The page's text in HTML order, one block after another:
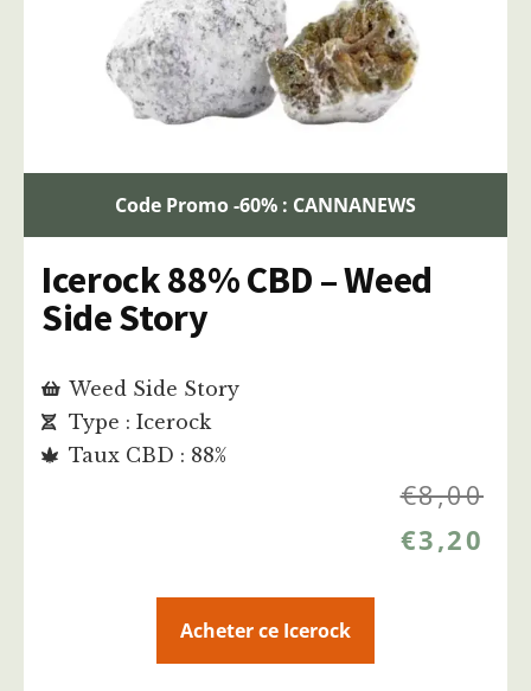
Code Promo -60% : CANNANEWS
Icerock 88% CBD – Weed
Side Story
Weed Side Story
Type : Icerock
Taux CBD : 88%
€8,00
€3,20
Acheter ce Icerock